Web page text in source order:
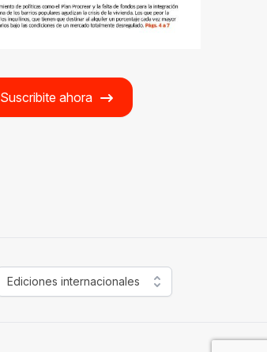
Suscribite ahora
Ediciones internacionales